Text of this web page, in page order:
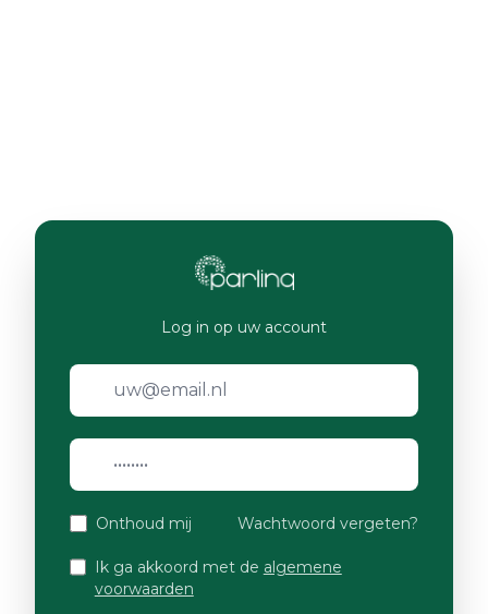
Log in op uw account
Onthoud mij Wachtwoord vergeten?
Ik ga akkoord met de algemene
voorwaarden